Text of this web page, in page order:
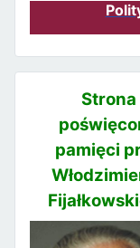
Strona
pamięci